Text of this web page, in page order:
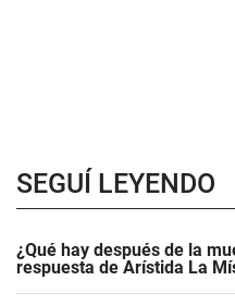
SEGUÍ LEYENDO
¿Qué hay después de la
respuesta de Arístida La